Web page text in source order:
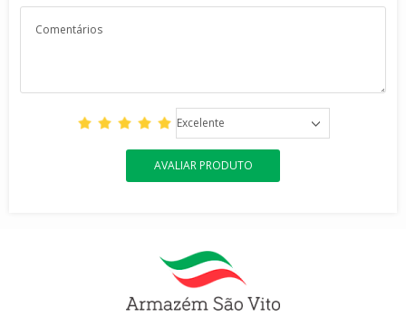
Excelente
AVALIAR PRODUTO